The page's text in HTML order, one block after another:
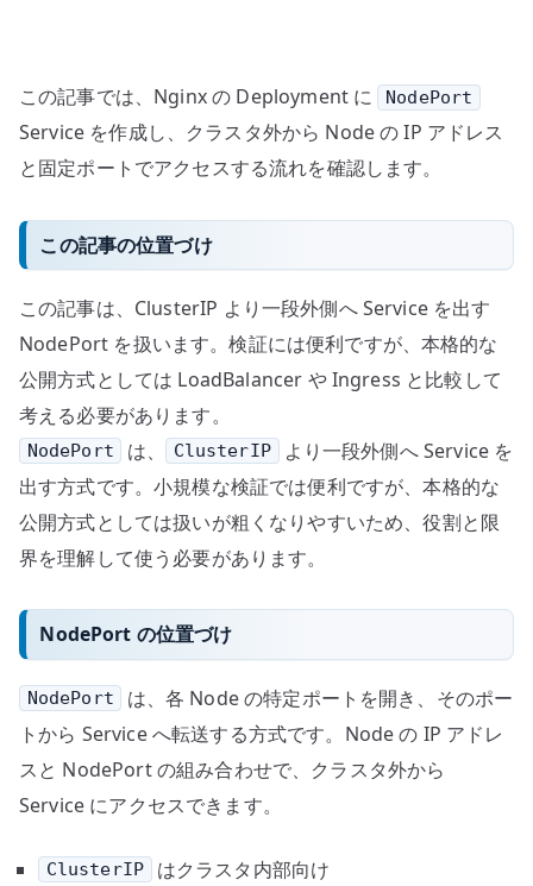
セ
ス
す
へ
この記事では、Nginx の Deployment に NodePort
Service を作成し、クラスタ外から Node の IP アドレス
と固定ポートでアクセスする流れを確認します。
この記事の位置づけ
この記事は、ClusterIP より一段外側へ Service を出す
NodePort を扱います。検証には便利ですが、本格的な
公開方式としては LoadBalancer や Ingress と比較して
考える必要があります。
NodePort は、 ClusterIP
より一段外側へ Service を
出す方式です。小規模な検証では便利ですが、本格的な
公開方式としては扱いが粗くなりやすいため、役割と限
界を理解して使う必要があります。
NodePort の位置づけ
NodePort
は、各 Node の特定ポートを開き、そのポー
トから Service へ転送する方式です。Node の IP アドレ
スと NodePort の組み合わせで、クラスタ外から
Service にアクセスできます。
ClusterIP はクラスタ内部向け